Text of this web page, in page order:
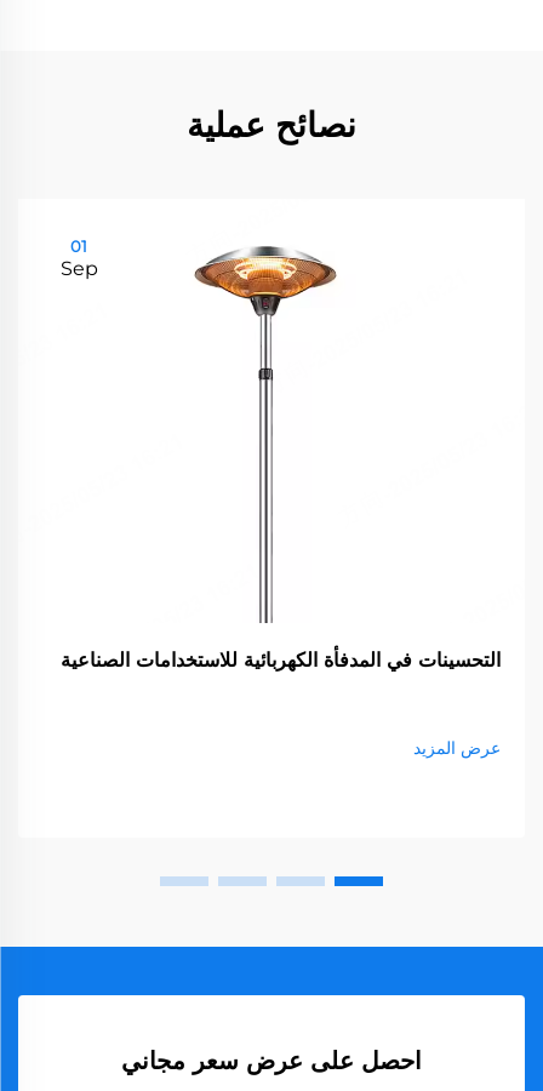
نصائح عملية
01
Sep
التحسينات في المدفأة الكهربائية للاستخدامات الصناعية
عرض المزيد
احصل على عرض سعر مجاني